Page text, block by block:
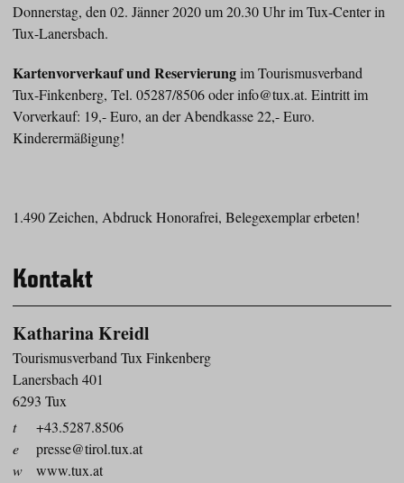
Donnerstag, den 02. Jänner 2020 um 20.30 Uhr im Tux-Center in
Tux-Lanersbach.
Kartenvorverkauf und Reservierungim Tourismusverband
Tux-Finkenberg, Tel. 05287/8506 oder info@tux.at. Eintritt im
Vorverkauf: 19,- Euro, an der Abendkasse 22,- Euro.
Kinderermäßigung!
1.490 Zeichen, Abdruck Honorafrei, Belegexemplar erbeten!
Kontakt
Katharina Kreidl
Tourismusverband Tux Finkenberg
Lanersbach 401
6293 Tux
t
+43.5287.8506
e
presse@tirol.tux.at
w
www.tux.at